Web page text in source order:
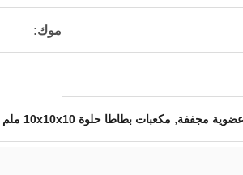
موك:
مجففة, مكعبات بطاطا حلوة 10x10x10 ملم